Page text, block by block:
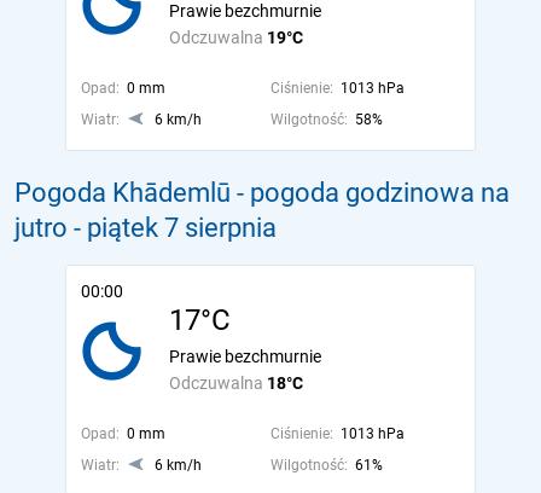
Odczuwalna 19°C
Prawie bezchmurnie
Opad: 0 mm Ciśnienie: 1013 hPa
Wiatr:
6 km/h Wilgotność: 58%
Pogoda Khādemlū - pogoda godzinowa na
jutro - piątek 7 sierpnia
00:00
17°C
Odczuwalna 18°C
Prawie bezchmurnie
Opad: 0 mm Ciśnienie: 1013 hPa
Wiatr:
6 km/h Wilgotność: 61%